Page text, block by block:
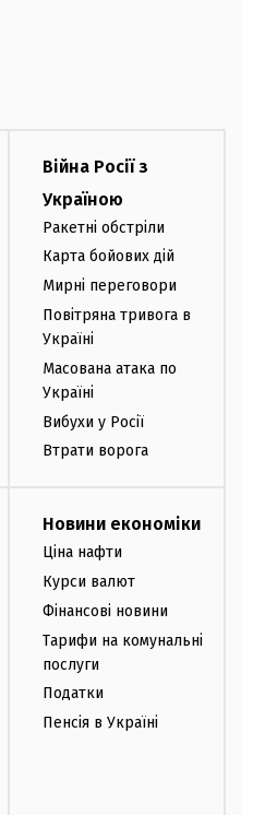
Війна Росії з
Україною
Ракетні обстріли
Карта бойових дій
Мирні переговори
Повітряна тривога в
Україні
Масована атака по
Україні
Вибухи у Росії
Втрати ворога
Новини економіки
Ціна нафти
Курси валют
Фінансові новини
Тарифи на комунальні
послуги
Податки
Пенсія в Україні